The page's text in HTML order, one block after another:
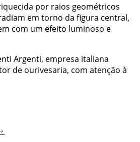
por raios geométricos
em torno da figura central,
com um efeito luminoso e
Argenti, empresa italiana
de ourivesaria, com atenção à